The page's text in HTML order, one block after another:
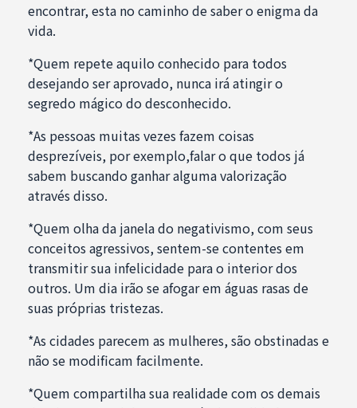
encontrar, esta no caminho de saber o enigma da
vida.
*Quem repete aquilo conhecido para todos
desejando ser aprovado, nunca irá atingir o
segredo mágico do desconhecido.
*As pessoas muitas vezes fazem coisas
desprezíveis, por exemplo,falar o que todos já
sabem buscando ganhar alguma valorização
através disso.
*Quem olha da janela do negativismo, com seus
conceitos agressivos, sentem-se contentes em
transmitir sua infelicidade para o interior dos
outros. Um dia irão se afogar em águas rasas de
suas próprias tristezas.
*As cidades parecem as mulheres, são obstinadas e
não se modificam facilmente.
*Quem compartilha sua realidade com os demais